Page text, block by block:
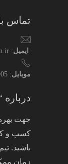
تماس
ایمیل: info@alefsin.ir
موبایل: 09120817905
جهت
کسب و
باشید.
زمان